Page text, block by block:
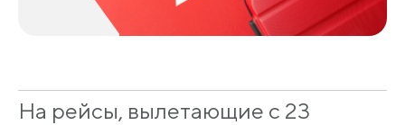
На рейсы, вылетающие с 23